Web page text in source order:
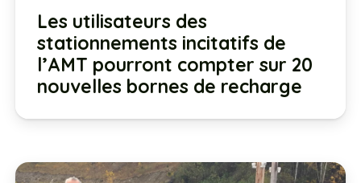
Les utilisateurs des
stationnements incitatifs de
l’AMT pourront compter sur 20
nouvelles bornes de recharge